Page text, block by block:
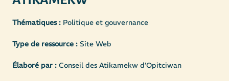
Thématiques : Politique et gouvernance
Type de ressource : Site Web
Élaboré par : Conseil des Atikamekw d’Opitciwan